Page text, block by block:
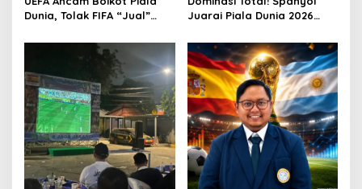
Dunia, Tolak FIFA “Jual”
Juarai Piala Dunia 2026